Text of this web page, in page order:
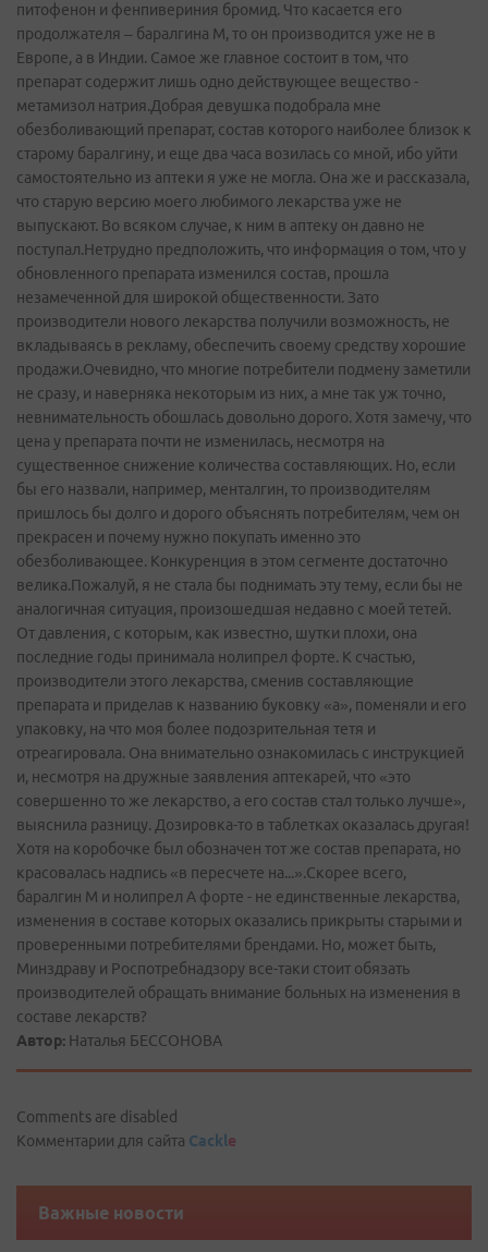
питофенон и фенпивериния бромид. Что касается его
продолжателя – баралгина М, то он производится уже не в
Европе, а в Индии. Самое же главное состоит в том, что
препарат содержит лишь одно действующее вещество -
метамизол натрия.Добрая девушка подобрала мне
обезболивающий препарат, состав которого наиболее близок к
старому баралгину, и еще два часа возилась со мной, ибо уйти
самостоятельно из аптеки я уже не могла. Она же и рассказала,
что старую версию моего любимого лекарства уже не
выпускают. Во всяком случае, к ним в аптеку он давно не
поступал.Нетрудно предположить, что информация о том, что у
обновленного препарата изменился состав, прошла
незамеченной для широкой общественности. Зато
производители нового лекарства получили возможность, не
вкладываясь в рекламу, обеспечить своему средству хорошие
продажи.Очевидно, что многие потребители подмену заметили
не сразу, и наверняка некоторым из них, а мне так уж точно,
невнимательность обошлась довольно дорого. Хотя замечу, что
цена у препарата почти не изменилась, несмотря на
существенное снижение количества составляющих. Но, если
бы его назвали, например, менталгин, то производителям
пришлось бы долго и дорого объяснять потребителям, чем он
прекрасен и почему нужно покупать именно это
обезболивающее. Конкуренция в этом сегменте достаточно
велика.Пожалуй, я не стала бы поднимать эту тему, если бы не
аналогичная ситуация, произошедшая недавно с моей тетей.
От давления, с которым, как известно, шутки плохи, она
последние годы принимала нолипрел форте. К счастью,
производители этого лекарства, сменив составляющие
препарата и приделав к названию буковку «а», поменяли и его
упаковку, на что моя более подозрительная тетя и
отреагировала. Она внимательно ознакомилась с инструкцией
и, несмотря на дружные заявления аптекарей, что «это
совершенно то же лекарство, а его состав стал только лучше»,
выяснила разницу. Дозировка-то в таблетках оказалась другая!
Хотя на коробочке был обозначен тот же состав препарата, но
красовалась надпись «в пересчете на...».Скорее всего,
баралгин М и нолипрел А форте - не единственные лекарства,
изменения в составе которых оказались прикрыты старыми и
проверенными потребителями брендами. Но, может быть,
Минздраву и Роспотребнадзору все-таки стоит обязать
производителей обращать внимание больных на изменения в
составе лекарств?
Автор: Наталья БЕССОНОВА
Comments are disabled
Комментарии для сайта Cackle
Важные новости